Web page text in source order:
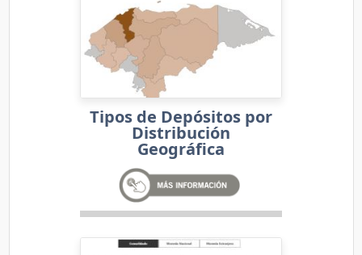
Tipos de Depósitos por
Distribución
Geográfica